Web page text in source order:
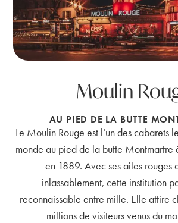
Moulin
AU PIED DE LA BUTTE
Le Moulin Rouge est l’un des cabarets
monde au pied de la butte Montmartre
en 1889. Avec ses ailes rouges
inlassablement, cette institution
reconnaissable entre mille. Elle attire
millions de visiteurs venus du